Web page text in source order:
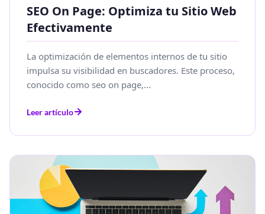
SEO On Page: Optimiza tu Sitio Web
Efectivamente
La optimización de elementos internos de tu sitio
impulsa su visibilidad en buscadores. Este proceso,
conocido como seo on page,...
Leer artículo